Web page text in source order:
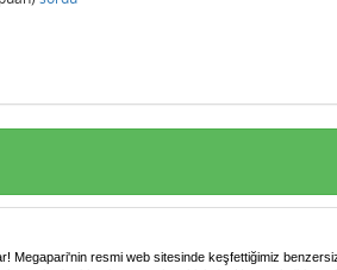
Megapari'nin resmi web sitesinde keşfettiğimiz